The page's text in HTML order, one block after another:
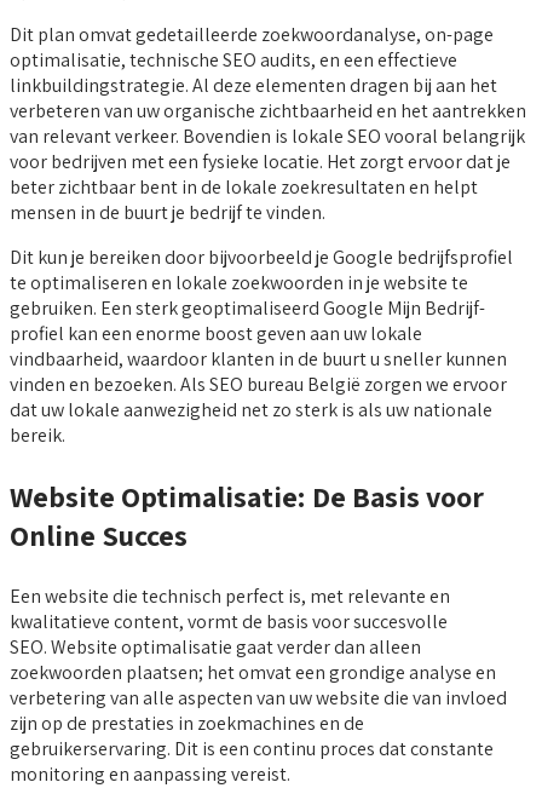
Dit plan omvat gedetailleerde zoekwoordanalyse, on-page
optimalisatie, technische SEO audits, en een effectieve
linkbuildingstrategie. Al deze elementen dragen bij aan het
verbeteren van uw organische zichtbaarheid en het aantrekken
van relevant verkeer. Bovendien is lokale SEO vooral belangrijk
voor bedrijven met een fysieke locatie. Het zorgt ervoor dat je
beter zichtbaar bent in de lokale zoekresultaten en helpt
mensen in de buurt je bedrijf te vinden.
Dit kun je bereiken door bijvoorbeeld je Google bedrijfsprofiel
te optimaliseren en lokale zoekwoorden in je website te
gebruiken. Een sterk geoptimaliseerd Google Mijn Bedrijf-
profiel kan een enorme boost geven aan uw lokale
vindbaarheid, waardoor klanten in de buurt u sneller kunnen
vinden en bezoeken. Als SEO bureau België zorgen we ervoor
dat uw lokale aanwezigheid net zo sterk is als uw nationale
bereik.
Website Optimalisatie: De Basis voor
Online Succes
Een website die technisch perfect is, met relevante en
kwalitatieve content, vormt de basis voor succesvolle
SEO. Website optimalisatie gaat verder dan alleen
zoekwoorden plaatsen; het omvat een grondige analyse en
verbetering van alle aspecten van uw website die van invloed
zijn op de prestaties in zoekmachines en de
gebruikerservaring. Dit is een continu proces dat constante
monitoring en aanpassing vereist.